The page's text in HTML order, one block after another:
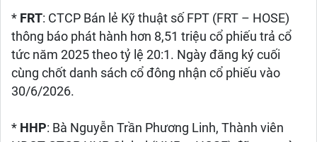
* FRT: CTCP Bán lẻ Kỹ thuật số FPT (FRT – HOSE)
thông báo phát hành hơn 8,51 triệu cổ phiếu trả cổ
tức năm 2025 theo tỷ lệ 20:1. Ngày đăng ký cuối
cùng chốt danh sách cổ đông nhận cổ phiếu vào
30/6/2026.
* HHP: Bà Nguyễn Trần Phương Linh, Thành viên